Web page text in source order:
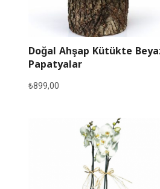
Doğal Ahşap Kütükte
Papatyalar
₺899,00